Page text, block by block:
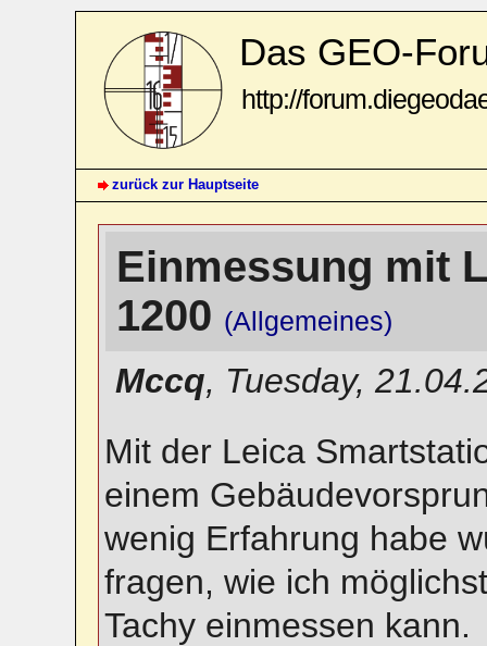
Das GEO-
http://
zurück zur Hauptseite
Einmessung mit
1200 (Allgemeines)
Mccq, Tuesday,
Mit der Leica
einem
wenig Erfahrung habe
fragen, wie ich
Tachy einmessen kann.